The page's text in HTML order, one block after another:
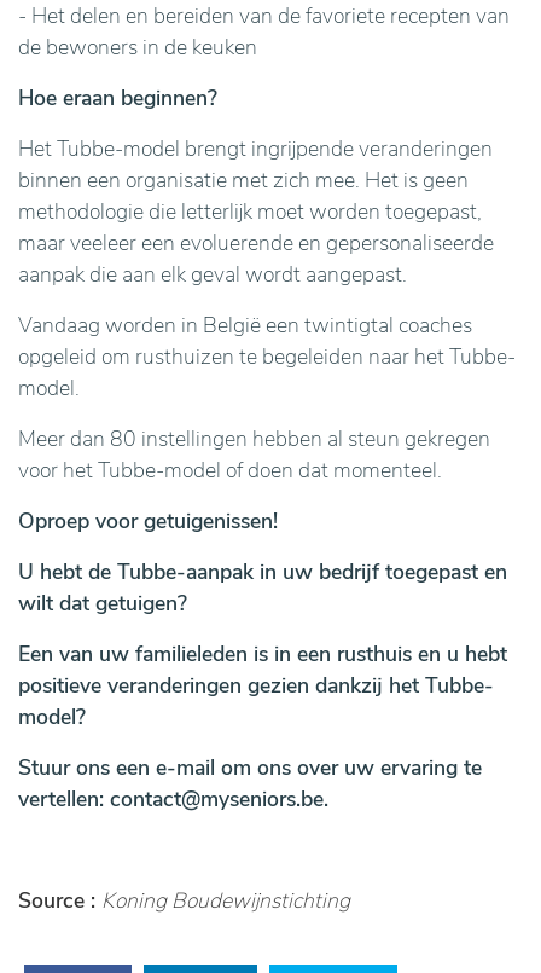
- Het delen en bereiden van de favoriete recepten van
de bewoners in de keuken
Hoe eraan beginnen?
Het Tubbe-model brengt ingrijpende veranderingen
binnen een organisatie met zich mee. Het is geen
methodologie die letterlijk moet worden toegepast,
maar veeleer een evoluerende en gepersonaliseerde
aanpak die aan elk geval wordt aangepast.
Vandaag worden in België een twintigtal coaches
opgeleid om rusthuizen te begeleiden naar het Tubbe-
model.
Meer dan 80 instellingen hebben al steun gekregen
voor het Tubbe-model of doen dat momenteel.
Oproep voor getuigenissen!
U hebt de Tubbe-aanpak in uw bedrijf toegepast en
wilt dat getuigen?
Een van uw familieleden is in een rusthuis en u hebt
positieve veranderingen gezien dankzij het Tubbe-
model?
Stuur ons een e-mail om ons over uw ervaring te
vertellen: contact@myseniors.be.
Source : Koning Boudewijnstichting